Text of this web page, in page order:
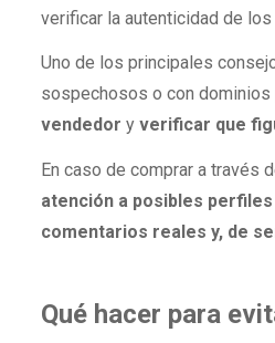
verificar la autenticidad de
Uno de los principales
sospechosos o con
vendedor y verificar que
En caso de comprar a través
atención a posibles
comentarios reales y, de
Qué hacer para